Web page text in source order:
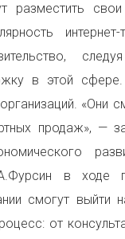
разместить
интернет-
в этой
«Они
продаж», —
в ходе
смогут выйти
от